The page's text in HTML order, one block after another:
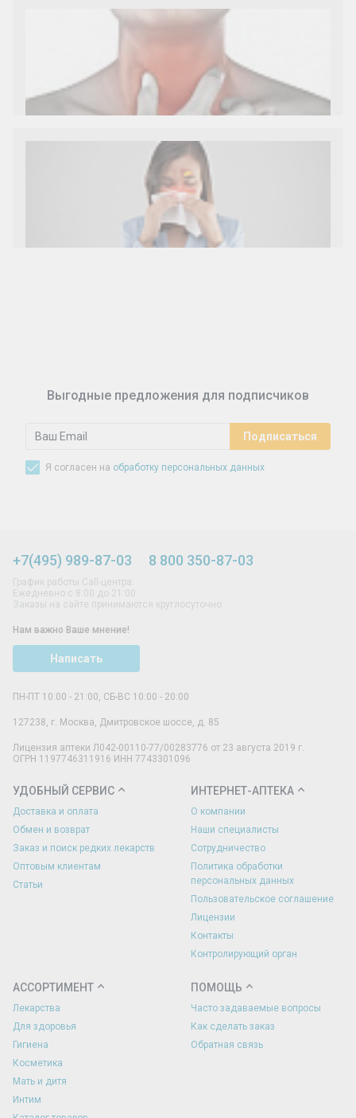
Диета 7 стол при заболеваниях почек (острый и
Ларингит: все о ларингите и его лечении. Как
спасти свой голос.
Выгодные предложения для подписчиков
Я согласен на обработку персональных данных
+7(495) 989-87-03 8 800 350-87-03
График работы Call-центра:
Ежедневно с 8:00 до 21:00
Заказы на сайте принимаются круглосуточно
Нам важно Ваше мнение!
Написать
ПН-ПТ 10:00 - 21:00, СБ-ВС 10:00 - 20:00
127238 г. Москва Дмитровское шоссе, д. 85
Лицензия аптеки Л042-00110-77/00283776 от 23 августа 2019 г.
ОГРН 1197746311916 ИНН 7743301096
УДОБНЫЙ СЕРВИС
Доставка и оплата
Обмен и возврат
Заказ и поиск редких лекарств
Оптовым клиентам
Статьи
ИНТЕРНЕТ-АПТЕКА
О компании
Наши специалисты
Сотрудничество
Политика обработки
персональных данных
Пользовательское соглашение
Лицензии
Контакты
Контролирующий орган
АССОРТИМЕНТ
Лекарства
Для здоровья
Гигиена
Косметика
Мать и дитя
Интим
ПОМОЩЬ
Часто задаваемые вопросы
Как сделать заказ
Обратная связь